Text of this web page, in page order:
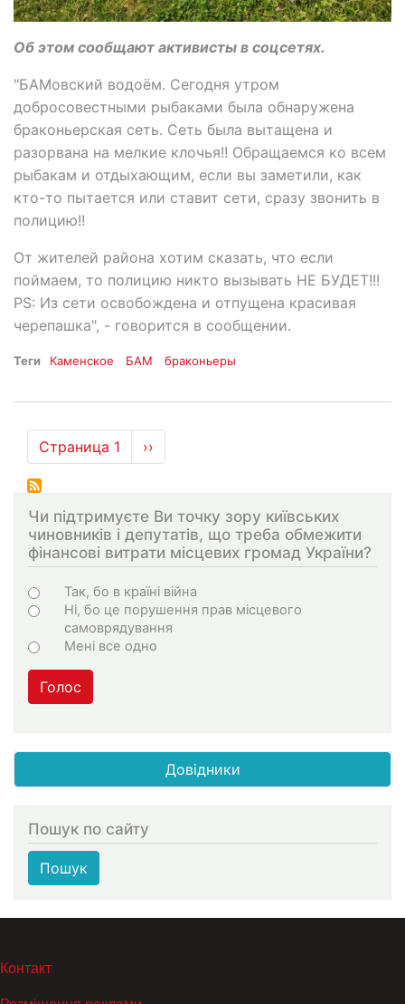
Об этом сообщают активисты в соцсетях.
"БАМовский водоём. Сегодня утром
добросовестными рыбаками была обнаружена
браконьерская сеть. Сеть была вытащена и
разорвана на мелкие клочья!! Обращаемся ко всем
рыбакам и отдыхающим, если вы заметили, как
кто-то пытается или ставит сети, сразу звонить в
полицию!!
От жителей района хотим сказать, что если
поймаем, то полицию никто вызывать НЕ БУДЕТ!!!
PS: Из сети освобождена и отпущена красивая
черепашка", - говорится в сообщении.
Теги Каменское БАМ браконьеры
Нумерация
страниц
Страница 1
Следующая
страница
››
Чи підтримуєте Ви точку зору київських
чиновників і депутатів, що треба обмежити
фінансові витрати місцевих громад України?
Choices
Так, бо в країні війна
Ні, бо це порушення прав місцевого
самоврядування
Мені все одно
Голос
Довідники
Пошук по сайту
Пошук
МЕНЮ В ПОДВАЛЕ
Контакт